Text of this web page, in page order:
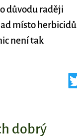
důvodu raději
místo herbicidů
není tak
dobrý